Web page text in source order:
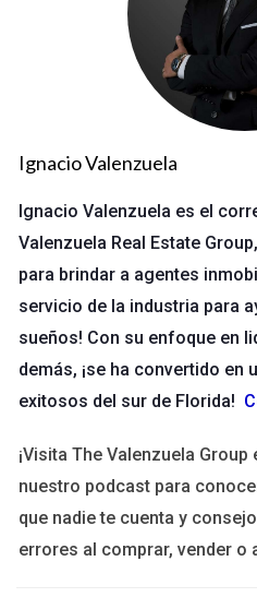
tienden a ser más altas
mayor demanda.
Duración del contrato:
pueden justificar
servicios premium
Servicios incluidos:
open houses, lo que
Experiencia de la agencia:
experiencia o una
cobrar comisiones más
Impacto en
Las comisiones inmobiliarias
compradores. Para los
podría significar menos
precios más altos para
los compradores a menudo no
Ignacio Valenzuela
Ignacio Valenzuela es el
Valenzuela Real Estate
para brindar a agentes
servicio de la industria para
sueños! Con su enfoque en
demás, ¡se ha convertido
exitosos del sur de Florida!
¡Visita The Valenzuela
nuestro podcast para
que nadie te cuenta y
errores al comprar, vender o